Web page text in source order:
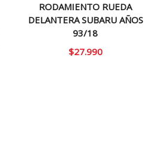
RODAMIENTO RUEDA
DELANTERA SUBARU AÑOS
93/18
$27.990